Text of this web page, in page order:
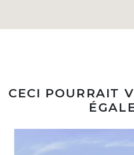
CECI POURRAIT